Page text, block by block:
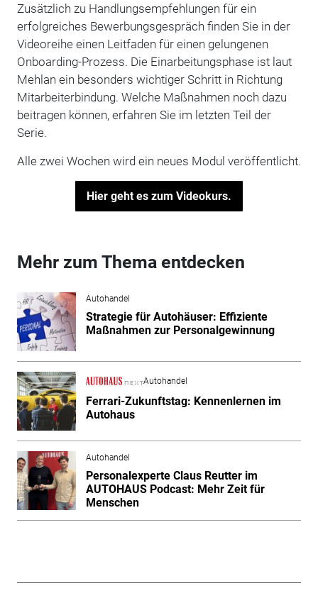
Zusätzlich zu Handlungsempfehlungen für ein
erfolgreiches Bewerbungsgespräch finden Sie in der
Videoreihe einen Leitfaden für einen gelungenen
Onboarding-Prozess. Die Einarbeitungsphase ist laut
Mehlan ein besonders wichtiger Schritt in Richtung
Mitarbeiterbindung. Welche Maßnahmen noch dazu
beitragen können, erfahren Sie im letzten Teil der
Serie.
Alle zwei Wochen wird ein neues Modul veröffentlicht.
Hier geht es zum Videokurs.
Mehr zum Thema entdecken
Autohandel
Strategie für Autohäuser: Effiziente
Maßnahmen zur Personalgewinnung
Autohandel
Ferrari-Zukunftstag: Kennenlernen im
Autohaus
Autohandel
Personalexperte Claus Reutter im
AUTOHAUS Podcast: Mehr Zeit für
Menschen